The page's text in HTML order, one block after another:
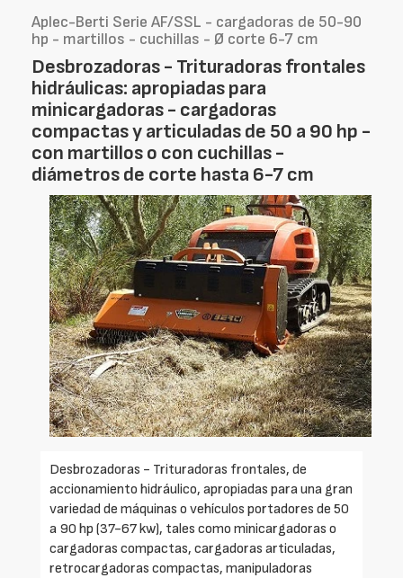
Aplec-Berti Serie AF/SSL - cargadoras de 50-90
hp - martillos - cuchillas - Ø corte 6-7 cm
Desbrozadoras - Trituradoras frontales
hidráulicas: apropiadas para
minicargadoras - cargadoras
compactas y articuladas de 50 a 90 hp -
con martillos o con cuchillas -
diámetros de corte hasta 6-7 cm
Desbrozadoras - Trituradoras frontales, de
accionamiento hidráulico, apropiadas para una gran
variedad de máquinas o vehículos portadores de 50
a 90 hp (37-67 kw), tales como minicargadoras o
cargadoras compactas, cargadoras articuladas,
retrocargadoras compactas, manipuladoras